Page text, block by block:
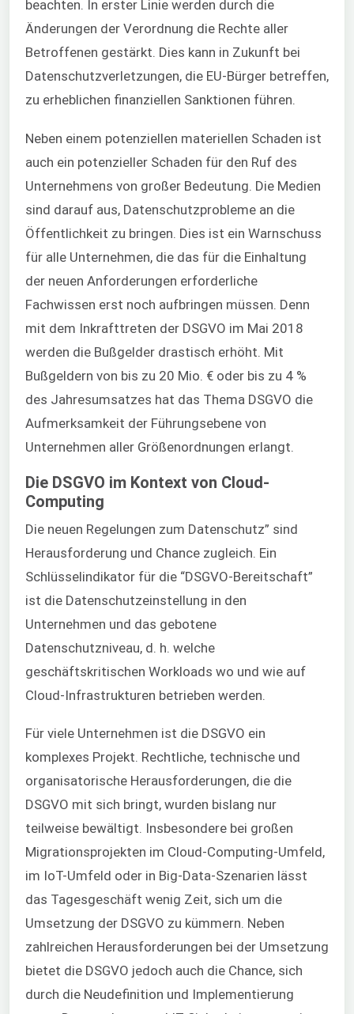
beachten. In erster Linie werden durch die
Änderungen der Verordnung die Rechte aller
Betroffenen gestärkt. Dies kann in Zukunft bei
Datenschutzverletzungen, die EU-Bürger betreffen,
zu erheblichen finanziellen Sanktionen führen.
Neben einem potenziellen materiellen Schaden ist
auch ein potenzieller Schaden für den Ruf des
Unternehmens von großer Bedeutung. Die Medien
sind darauf aus, Datenschutzprobleme an die
Öffentlichkeit zu bringen. Dies ist ein Warnschuss
für alle Unternehmen, die das für die Einhaltung
der neuen Anforderungen erforderliche
Fachwissen erst noch aufbringen müssen. Denn
mit dem Inkrafttreten der DSGVO im Mai 2018
werden die Bußgelder drastisch erhöht. Mit
Bußgeldern von bis zu 20 Mio. € oder bis zu 4 %
des Jahresumsatzes hat das Thema DSGVO die
Aufmerksamkeit der Führungsebene von
Unternehmen aller Größenordnungen erlangt.
Die DSGVO im Kontext von Cloud-
Computing
Die neuen Regelungen zum Datenschutz” sind
Herausforderung und Chance zugleich. Ein
Schlüsselindikator für die “DSGVO-Bereitschaft”
ist die Datenschutzeinstellung in den
Unternehmen und das gebotene
Datenschutzniveau, d. h. welche
geschäftskritischen Workloads wo und wie auf
Cloud-Infrastrukturen betrieben werden.
Für viele Unternehmen ist die DSGVO ein
komplexes Projekt. Rechtliche, technische und
organisatorische Herausforderungen, die die
DSGVO mit sich bringt, wurden bislang nur
teilweise bewältigt. Insbesondere bei großen
Migrationsprojekten im Cloud-Computing-Umfeld,
im IoT-Umfeld oder in Big-Data-Szenarien lässt
das Tagesgeschäft wenig Zeit, sich um die
Umsetzung der DSGVO zu kümmern. Neben
zahlreichen Herausforderungen bei der Umsetzung
bietet die DSGVO jedoch auch die Chance, sich
durch die Neudefinition und Implementierung